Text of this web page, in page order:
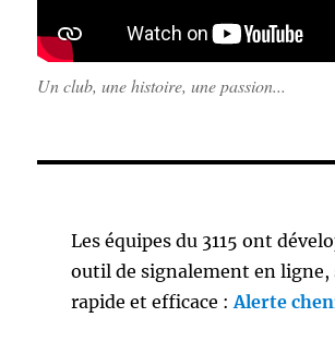
Un club, une histoire, une passion...
Les équipes du 3115 ont
outil de signalement en ligne,
rapide et efficace :Alerte